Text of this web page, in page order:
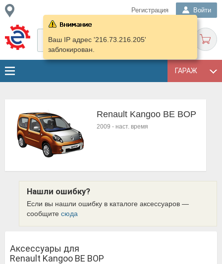
Регистрация Войти
ГАРАЖ
Ваш IP адрес '216.73.216.205'
заблокирован.
Renault Kangoo BE BOP
2009 - наст. время
Нашли ошибку?
Если вы нашли ошибку в каталоге аксессуаров —
сообщите сюда
Аксессуары для
Renault Kangoo BE BOP